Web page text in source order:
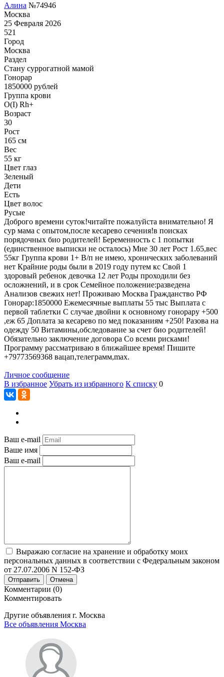
Алина №74946
Москва
25 Февраля 2026
521
Город
Москва
Раздел
Cтану суррогатной мамой
Гонoрар
1850000 рублей
Группа крови
O(I) Rh+
Возраст
30
Рост
165 см
Вес
55 кг
Цвет глаз
Зеленый
Дети
Есть
Цвет волос
Русые
Доброго времени суток!читайте пожалуйста внимательно! Я
сур мама с опытом,после кесарево сечения!в поисках
порядочных био родителей! Беременность с 1 попытки
(единственное выписки не осталось) Мне 30 лет Рост 1.65,вес
55кг Группа крови 1+ В/п не имею, хронических заболеваний
нет Крайние роды были в 2019 году путем кс Свой 1
здоровый ребенок девочка 12 лет Роды проходили без
осложнений, и в срок Семейное положение:разведена
Анализов свежих нет! Проживаю Москва Гражданство РФ
Гонорар:1850000 Ежемесячные выплаты 55 тыс Выплата с
первой таблетки С случае двойни к основному гонорару +500
,еж 65 Доплата за кесарево по мед показаниям +250! Разова на
одежду 50 Витамины,обследование за счет био родителей!
Обязательно заключение договора Со всеми рисками!
Программу рассматриваю в ближайшее время! Пишите
+79773569368 вацап,телеграмм,max.
Личное сообщение
В избранное Убрать из избранного К списку 0
Ваш e-mail
Ваше имя
Ваш e-mail
Выражаю согласие на хранение и обработку моих
персональных данных в соответствии с Федеральным законом
от 27.07.2006 N 152-ФЗ
Отправить Отмена
Комментарии (0)
Комментировать
Другие объявления г. Москва
Все объявления Москва